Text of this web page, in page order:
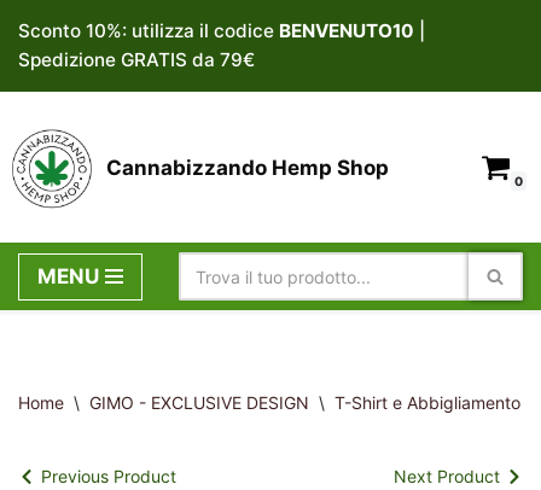
Vai
al
contenuto
Sconto 10%: utilizza il codice BENVENUTO10
Spedizione GRATIS da 79€
Cannabizzando Hemp Shop
0
MENU
Home \ GIMO - EXCLUSIVE DESIGN \ T-Shirt e Abbigliamento
Previous Product Next Product